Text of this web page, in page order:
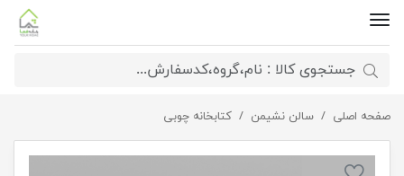
صفحه اصلی سالن نشیمن کتابخانه چوبی کتابخانه فانتزی مینیمال